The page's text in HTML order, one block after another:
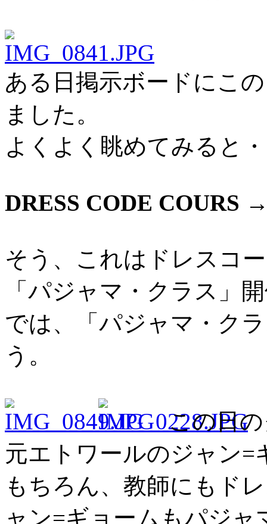
ある日掲示ボードにこ
ました。
よくよく眺めてみると
DRESS CODE COURS
そう、これはドレスコ
「パジャマ・クラス」
では、「パジャマ・ク
う。
この日
元エトワールのジャン=
もちろん、教師にもド
ャン=ギョームもパジ